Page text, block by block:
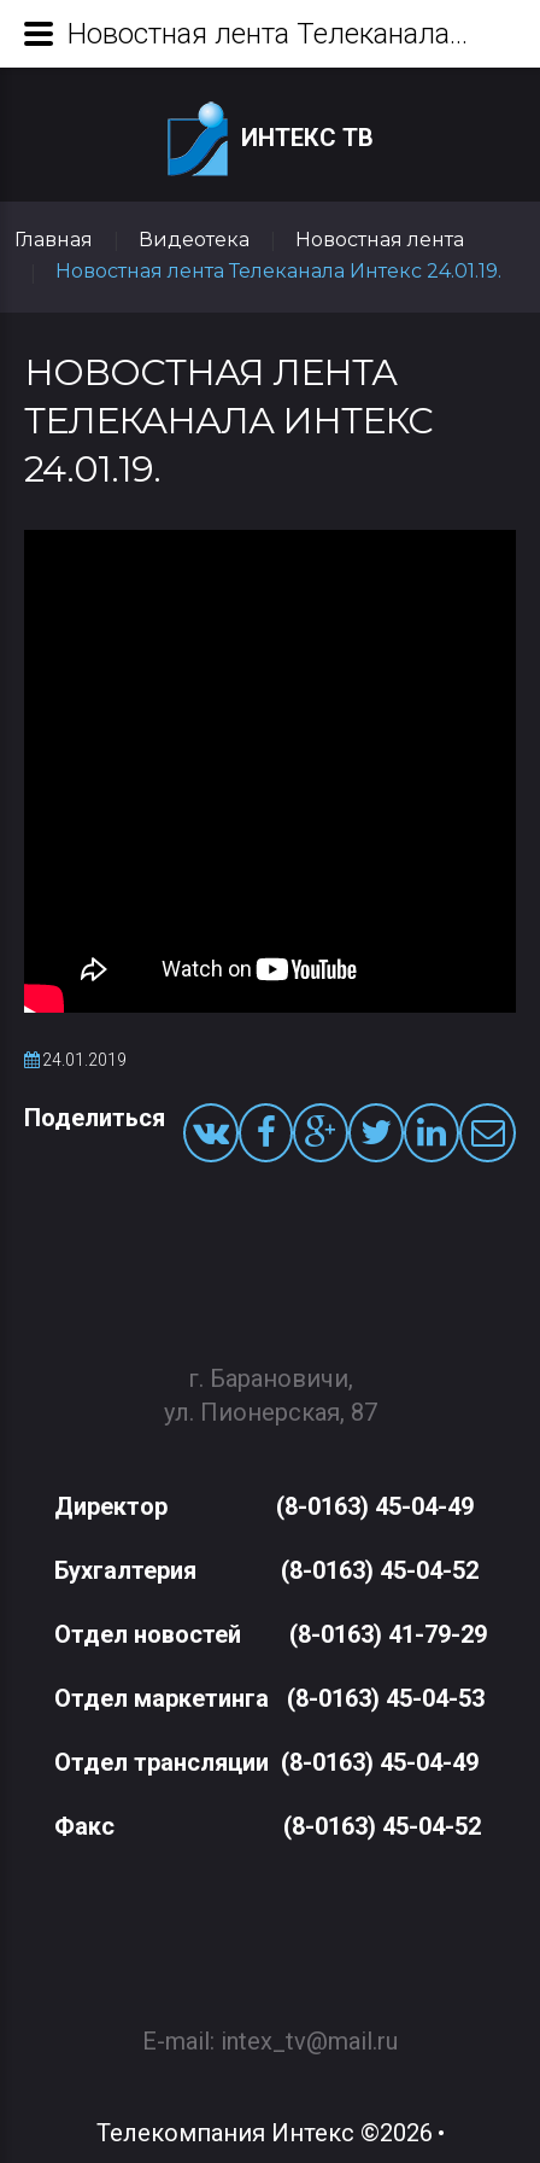
ИНТЕКС ТВ
Главная Видеотека
Новостная лента
Новостная лента Телеканала Интекс 24.01.19.
НОВОСТНАЯ ЛЕНТА
ТЕЛЕКАНАЛА ИНТЕКС
24.01.19.
24.01.2019
Поделиться
г. Барановичи,
ул. Пионерская, 87
Директор (8-0163) 45-04-49
Бухгалтерия (8-0163) 45-04-52
Отдел новостей (8-0163) 41-79-29
Отдел маркетинга (8-0163) 45-04-53
Отдел трансляции (8-0163) 45-04-49
Факс(8-0163) 45-04-52
E-mail: intex_tv@mail.ru
Телекомпания Интекс ©2026
Новостная лента Телеканала Интекс 24.01.19.